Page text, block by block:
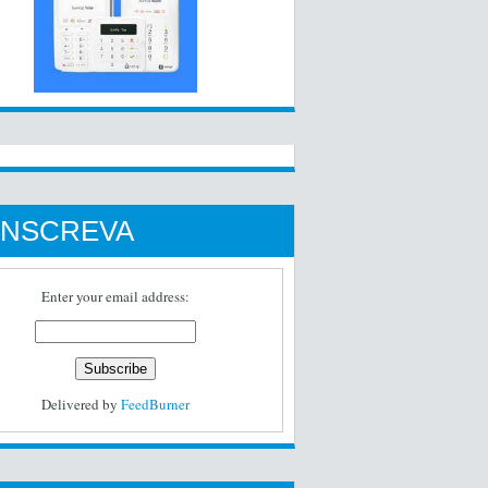
Enter your email address:
Delivered by FeedBurner